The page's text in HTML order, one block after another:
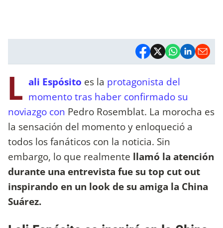
L ali Espósito es la protagonista del
momento tras haber confirmado su
noviazgo con Pedro Rosemblat. La morocha es
la sensación del momento y enloqueció a
todos los fanáticos con la noticia. Sin
embargo, lo que realmente llamó la atención
durante una entrevista fue su top cut out
inspirando en un look de su amiga la China
Suárez.